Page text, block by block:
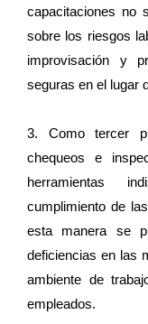
capacitaciones no
sobre los riesgos
improvisación y
seguras en el lugar
3. Como tercer
chequeos e
herramientas
cumplimiento de
esta manera se
deficiencias en las
ambiente de
empleados.